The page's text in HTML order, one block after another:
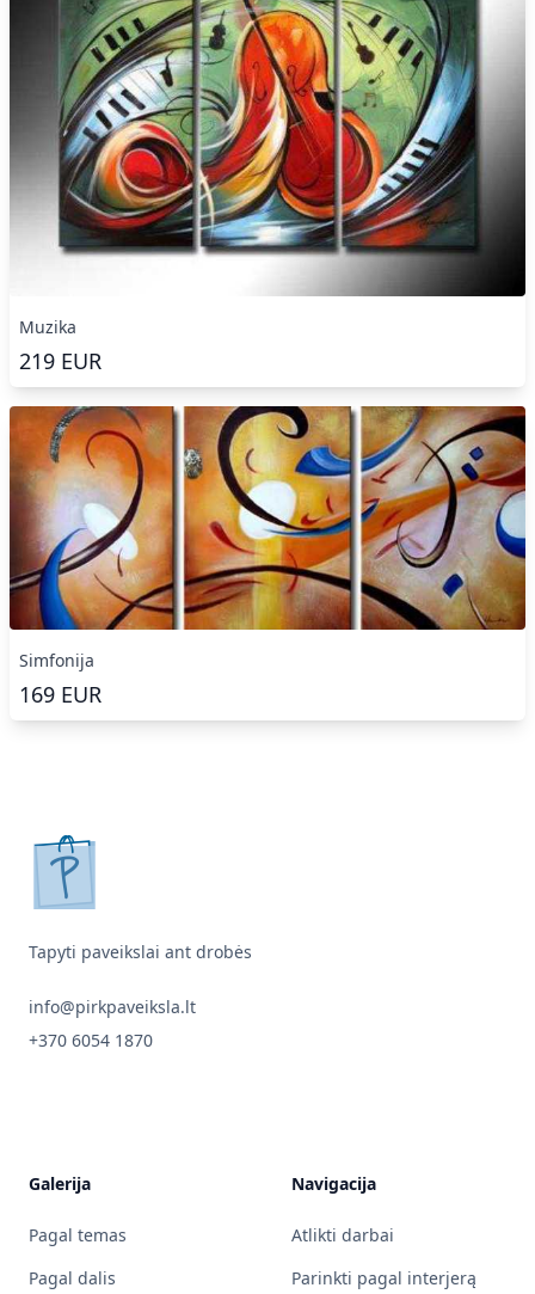
Muzika
219 EUR
Simfonija
169 EUR
pirkpaveiksla.lt
Tapyti paveikslai ant drobės
info@pirkpaveiksla.lt
+370 6054 1870
Galerija
Pagal temas
Pagal dalis
Navigacija
Atlikti darbai
Parinkti pagal interjerą